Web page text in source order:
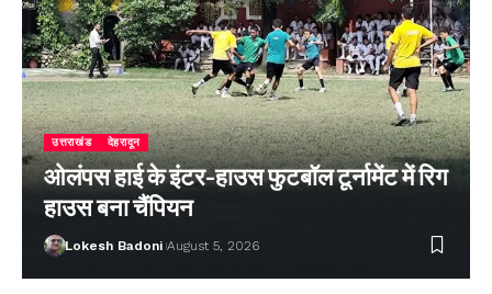
उत्तराखंड देहरादून
ओलंपस हाई के इंटर-हाउस फुटबॉल टूर्नामेंट में रिग
हाउस बना चैंपियन
Lokesh Badoni August 5, 2026